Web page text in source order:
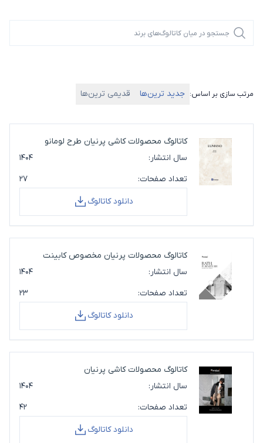
مرتب سازی بر اساس: جدید ترین‌ها قدیمی ترین‌ها
کاتالوگ محصولات کاشی پرنیان طرح لومانو
سال انتشار:
۱۴۰۴
تعداد صفحات:
۲۷
دانلود کاتالوگ
کاتالوگ محصولات پرنیان مخصوص کابینت
روشویی
سال انتشار:
۱۴۰۴
تعداد صفحات:
۲۳
دانلود کاتالوگ
کاتالوگ محصولات کاشی پرنیان
سال انتشار:
۱۴۰۴
تعداد صفحات:
۴۲
دانلود کاتالوگ